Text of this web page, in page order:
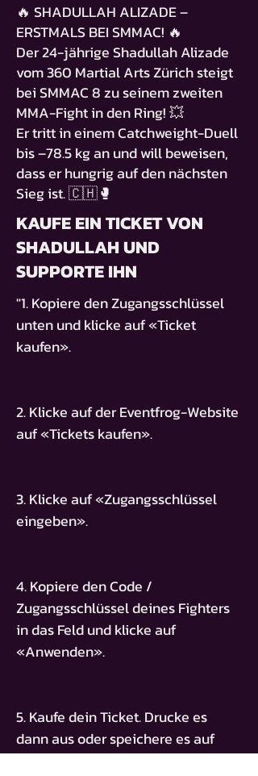
🔥 SHADULLAH ALIZADE –
ERSTMALS BEI SMMAC! 🔥
Der 24-jährige Shadullah Alizade
vom 360 Martial Arts Zürich steigt
bei SMMAC 8 zu seinem zweiten
MMA-Fight in den Ring! 💥
Er tritt in einem Catchweight-Duell
bis –78.5 kg an und will beweisen,
dass er hungrig auf den nächsten
Sieg ist. 🇨🇭🥊
KAUFE EIN TICKET VON
SHADULLAH UND
SUPPORTE IHN
"1. Kopiere den Zugangsschlüssel
unten und klicke auf «Ticket
kaufen».
2. Klicke auf der Eventfrog-Website
auf «Tickets kaufen».
3. Klicke auf «Zugangsschlüssel
eingeben».
4. Kopiere den Code /
Zugangsschlüssel deines Fighters
in das Feld und klicke auf
«Anwenden».
5. Kaufe dein Ticket. Drucke es
dann aus oder speichere es auf
deinem Smartphone."